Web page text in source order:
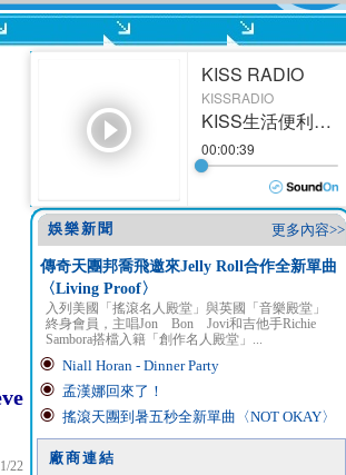
22
更多內容>>
娛樂新聞
傳奇天團邦喬飛邀來Jelly Roll合作全新單曲
〈Living Proof〉
入列美國「搖滾名人殿堂」與英國「音樂殿堂」
終身會員，主唱Jon Bon Jovi和吉他手Richie
Sambora搭檔入籍「創作名人殿堂」...
Niall Horan - Dinner Party
孟漢娜回來了！
搖滾天團到暑五秒全新單曲〈NOT OKAY〉
廠商連結